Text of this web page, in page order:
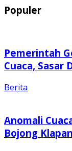
Populer
Pemerintah
Cuaca, Sasar
Berita
Anomali
Bojong